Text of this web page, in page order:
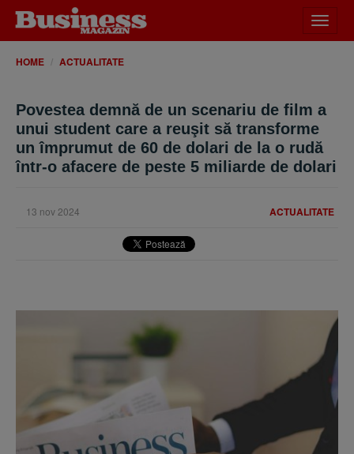
meniu
HOME ACTUALITATE
Povestea demnă de un scenariu de film a
unui student care a reuşit să transforme
un împrumut de 60 de dolari de la o rudă
într-o afacere de peste 5 miliarde de dolari
ACTUALITATE
13 nov 2024